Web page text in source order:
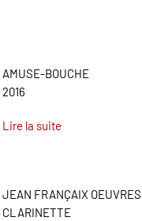
AMUSE-BOUCHE
2016
Lire la suite
JEAN FRANÇAIX
CLARINETTE